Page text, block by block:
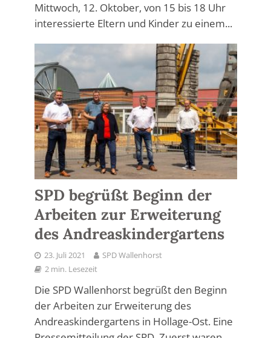
Mittwoch, 12. Oktober, von 15 bis 18 Uhr
interessierte Eltern und Kinder zu einem...
SPD begrüßt Beginn der
Arbeiten zur Erweiterung
des Andreaskindergartens
23. Juli 2021
SPD Wallenhorst
2 min. Lesezeit
Die SPD Wallenhorst begrüßt den Beginn
der Arbeiten zur Erweiterung des
Andreaskindergartens in Hollage-Ost. Eine